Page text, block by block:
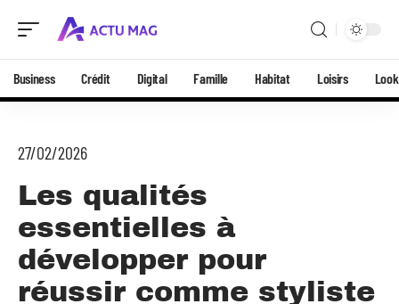
Business Crédit Digital Famille Habitat Loisirs Look
27/02/2026
Les qualités
essentielles à
développer pour
réussir comme styliste